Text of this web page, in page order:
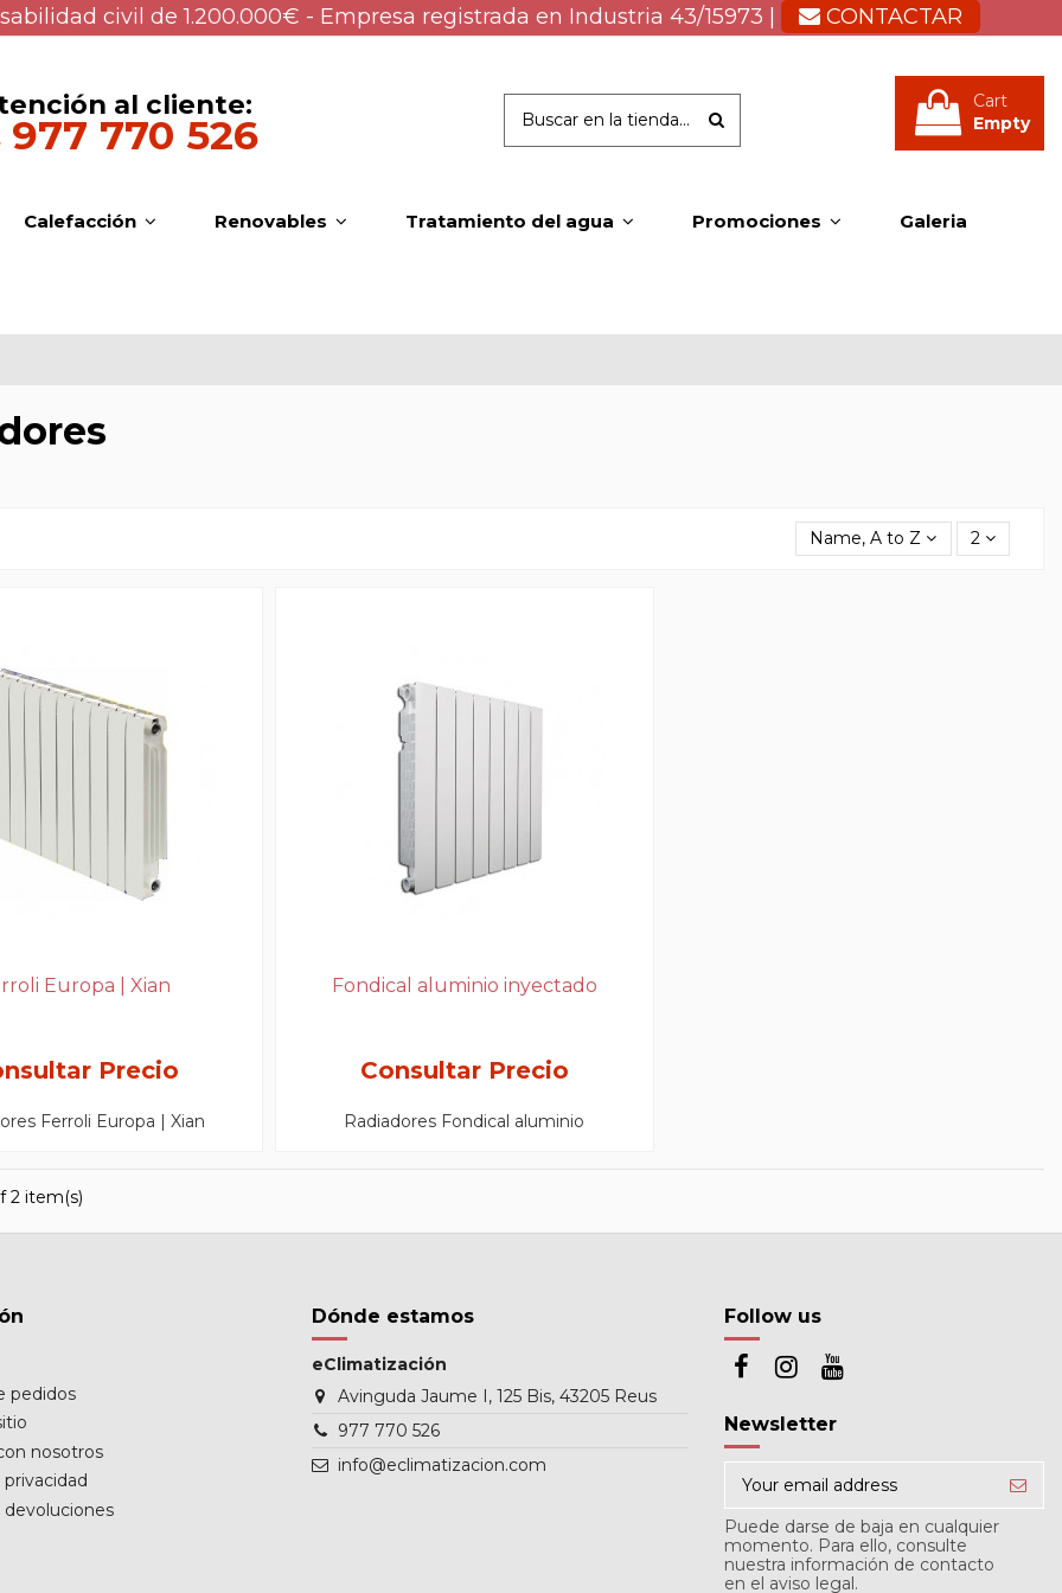
civil de 1.200.000€ - Empresa registrada en Industria 43/15973 | CONTACTAR
al cliente:
977 770 526
Cart
Empty
Calefacción Renovables Tratamiento del agua Promociones Galeria
Name, A to Z 2
Europa | Xian
Precio
Ferroli Europa | Xian
Fondical aluminio inyectado
Consultar Precio
Radiadores Fondical aluminio
2 item(s)
pedidos
nosotros
Dónde estamos
eClimatización
Avinguda Jaume I, 125 Bis, 43205 Reus
977 770 526
info@eclimatizacion.com
Follow us
Newsletter
Puede darse de baja en cualquier
momento. Para ello, consulte
nuestra información de contacto
en el aviso legal.